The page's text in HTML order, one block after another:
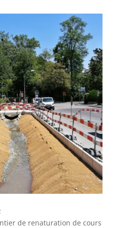
de renaturation de cours